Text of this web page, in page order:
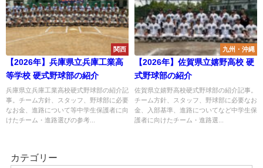
関西
【2026年】兵庫県立兵庫工業高
等学校 硬式野球部の紹介
兵庫県立兵庫工業高校硬式野球部の紹介記
事。チーム方針、スタッフ、野球部に必要
なお金、進路について等中学生保護者に向
けたチーム・進路選びの参考...
九州・沖縄
【2026年】佐賀県立嬉野高校 硬
式野球部の紹介
佐賀県立嬉野高校硬式野球部の紹介記事。
チーム方針、スタッフ、野球部に必要なお
金、入部基準、進路についてなど中学生保
護者に向けたチーム・進路選...
カテゴリー